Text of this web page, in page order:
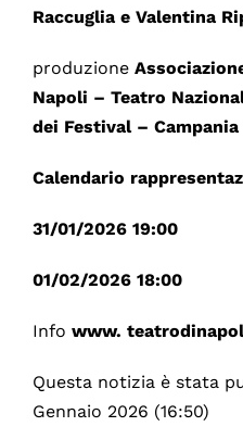
Raccuglia e Valentina
produzione
Napoli – Teatro
dei Festival –
Calendario
31/01/2026 19:00
01/02/2026 18:00
Info www.
Questa notizia è stata
Gennaio 2026 (16:50)